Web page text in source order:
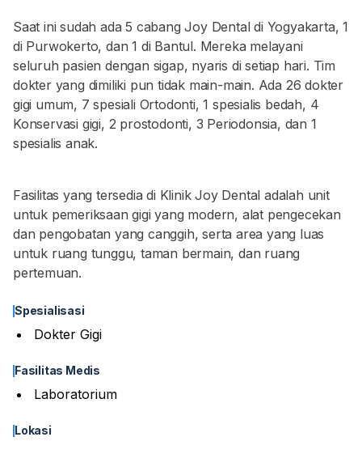
Saat ini sudah ada 5 cabang Joy Dental di Yogyakarta, 1
di Purwokerto, dan 1 di Bantul. Mereka melayani
seluruh pasien dengan sigap, nyaris di setiap hari. Tim
dokter yang dimiliki pun tidak main-main. Ada 26 dokter
gigi umum, 7 spesiali Ortodonti, 1 spesialis bedah, 4
Konservasi gigi, 2 prostodonti, 3 Periodonsia, dan 1
spesialis anak.
Fasilitas yang tersedia di Klinik Joy Dental adalah unit
untuk pemeriksaan gigi yang modern, alat pengecekan
dan pengobatan yang canggih, serta area yang luas
untuk ruang tunggu, taman bermain, dan ruang
pertemuan.
Spesialisasi
Dokter Gigi
Fasilitas Medis
Laboratorium
Lokasi